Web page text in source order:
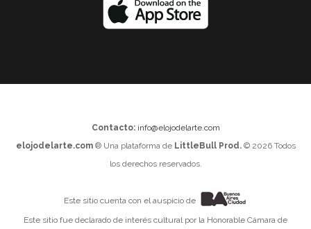
Contacto: info@elojodelarte.com
elojodelarte.com® Una plataforma de LittleBull Prod.© 2026 Todos
los derechos reservados.
Este sitio cuenta con el auspicio de
Este sitio fue declarado de interés cultural por la Honorable Cámara de